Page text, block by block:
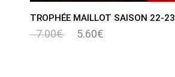
TROPHÉE MAILLOT SAISON 22-23
7.00€ 5.60€